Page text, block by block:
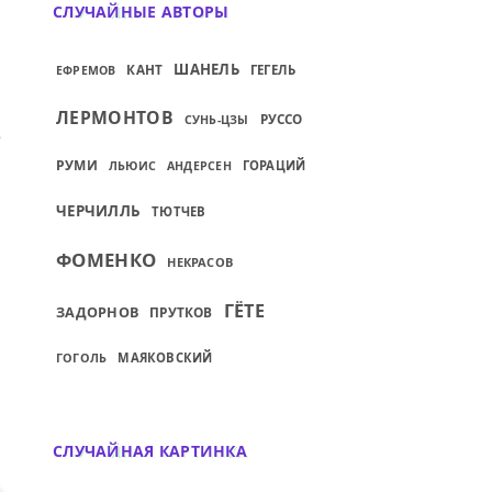
ПЛАНОВ...
БЫТЬ ОБИЖЕННЫМ ИЛИ
СЛУЧАЙНЫЕ АВТОРЫ
ЕФРЕМОВ КАНТ ШАНЕЛЬ ГЕГЕЛЬ
ЛЕРМОНТОВ СУНЬ-ЦЗЫ РУССО
РУМИ ЛЬЮИС АНДЕРСЕН ГОРАЦИЙ
ЧЕРЧИЛЛЬ ТЮТЧЕВ
ФОМЕНКО НЕКРАСОВ
ЗАДОРНОВ ПРУТКОВ ГЁТЕ
ГОГОЛЬ МАЯКОВСКИЙ
СЛУЧАЙНАЯ КАРТИНКА